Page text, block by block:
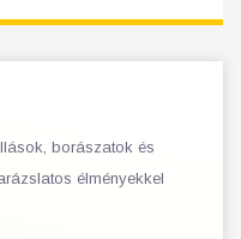
borászatok és
élményekkel